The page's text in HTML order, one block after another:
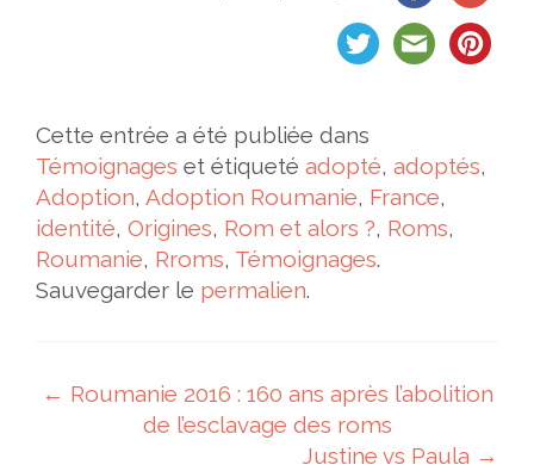
Cette entrée a été publiée dans
Témoignages et étiqueté adopté, adoptés,
Adoption, Adoption Roumanie, France,
identité, Origines, Rom et alors ?, Roms,
Roumanie, Rroms, Témoignages.
Sauvegarder le permalien.
Navigation des articles
← Roumanie 2016 : 160 ans après l’abolition
de l’esclavage des roms
Justine vs Paula →